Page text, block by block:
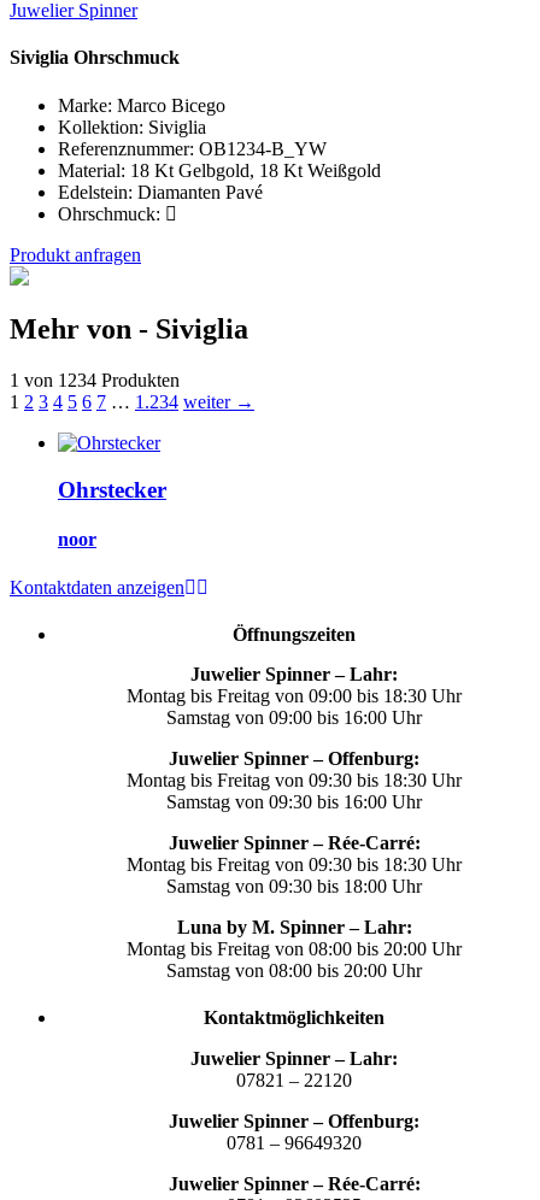
Siviglia Ohrschmuck
Marke: Marco Bicego
Kollektion: Siviglia
Referenznummer: OB1234-B_YW
Material: 18 Kt Gelbgold, 18 Kt Weißgold
Edelstein: Diamanten Pavé
Ohrschmuck:
Produkt anfragen
Mehr von - Siviglia
1 von 1234 Produkten
1 2 3 4 5 6 7 … 1.234 weiter →
Ohrstecker
noor
Kontaktdaten anzeigen
Öffnungszeiten
Juwelier Spinner – Lahr:
Montag bis Freitag von 09:00 bis 18:30 Uhr
Samstag von 09:00 bis 16:00 Uhr
Juwelier Spinner – Offenburg:
Montag bis Freitag von 09:30 bis 18:30 Uhr
Samstag von 09:30 bis 16:00 Uhr
Juwelier Spinner – Rée-Carré:
Montag bis Freitag von 09:30 bis 18:30 Uhr
Samstag von 09:30 bis 18:00 Uhr
Luna by M. Spinner – Lahr:
Montag bis Freitag von 08:00 bis 20:00 Uhr
Samstag von 08:00 bis 20:00 Uhr
Kontaktmöglichkeiten
Juwelier Spinner – Lahr:
07821 – 22120
Juwelier Spinner – Offenburg:
0781 – 96649320
Juwelier Spinner – Rée-Carré: